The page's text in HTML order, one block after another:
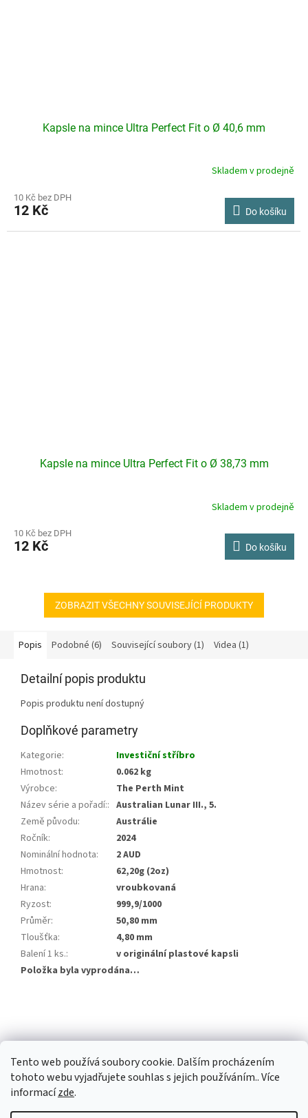
Tento web používá soubory cookie. Dalším procházením
tohoto webu vyjadřujete souhlas s jejich používáním.. Více
informacízde.
Kapsle na mince Ultra Perfect Fit o Ø 40,6 mm
Skladem v prodejně
10 Kč bez DPH
12 Kč Do košíku
Kapsle na mince Ultra Perfect Fit o Ø 38,73 mm
Skladem v prodejně
10 Kč bez DPH
12 Kč Do košíku
ZOBRAZIT VŠECHNY SOUVISEJÍCÍ PRODUKTY
Popis Podobné (6) Související soubory (1) Videa (1)
Detailní popis produktu
Popis produktu není dostupný
Doplňkové parametry
Kategorie:
Investiční stříbro
Hmotnost:
0.062 kg
Výrobce:
The Perth Mint
Název série a pořadí:: Australian Lunar III., 5.
Země původu:
Austrálie
Ročník:
2024
Nominální hodnota:
2 AUD
Hmotnost:
62,20g (2oz)
Hrana:
vroubkovaná
Ryzost:
999,9/1000
Průměr:
50,80 mm
Tloušťka:
4,80 mm
Balení 1 ks.:
v originální plastové kapsli
Položka byla vyprodána…
p